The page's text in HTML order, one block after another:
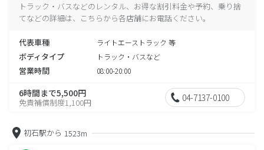
トラック・バスなどのレンタル、お得な割引料金や予約、乗り捨
てなどの詳細は、こちらから各店舗にお電話ください。
代表車種 ライトエーストラック 等
ボディタイプ トラック・バスなど
営業時間 08:00-20:00
6時間まで5,500円
免責補償制度1,100円 04-7137-0100
初石駅から 1523m